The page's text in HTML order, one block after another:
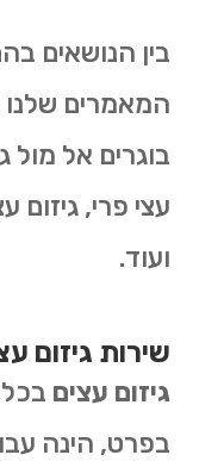
בין הנושאים
המאמרים שלנו
בוגרים אל מול
עצי פרי, גיזום
ועוד.
שירות גיזום
גיזום עצים
בפרט, הינה